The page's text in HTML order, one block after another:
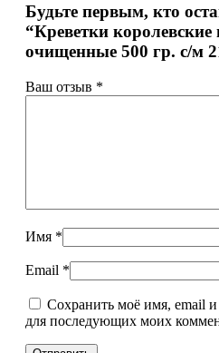
Будьте первым, кто
“Креветки королевские
очищенные 500 гр. с/м
Ваш отзыв *
Имя *
Email *
Сохранить моё имя, email и
для последующих моих